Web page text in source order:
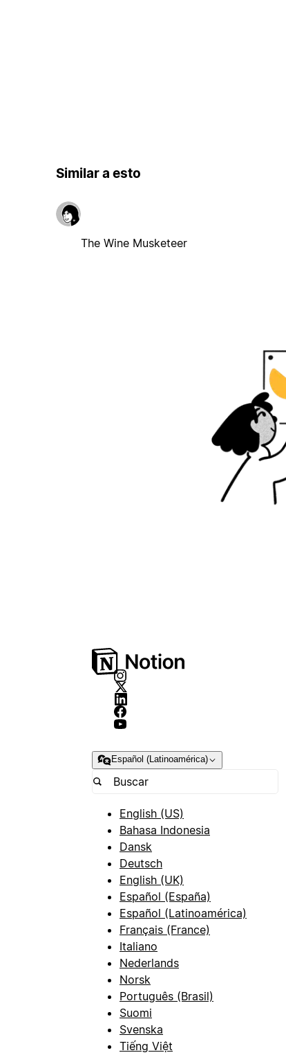
Similar a esto
The Wine Musketeer
Español (Latinoamérica)
English (US)
Bahasa Indonesia
Dansk
Deutsch
English (UK)
Español (España)
Español (Latinoamérica)
Français (France)
Italiano
Nederlands
Norsk
Português (Brasil)
Suomi
Svenska
Tiếng Việt